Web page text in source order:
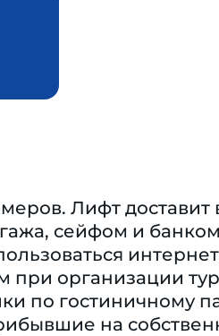
Лифт доставит
сейфом и
при организации
по гостиничному
на